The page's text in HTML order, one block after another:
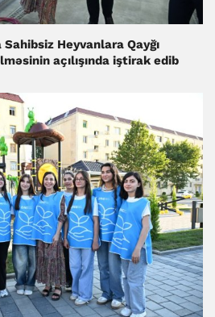
Heyvanlara Qayğı
açılışında iştirak edib